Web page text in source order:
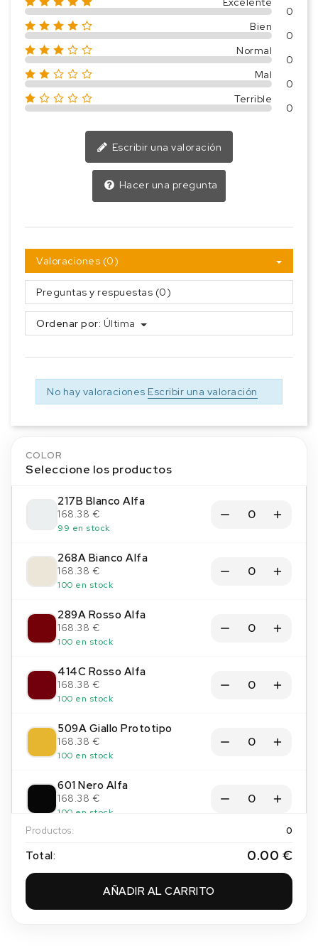
0
Bien
0
Normal
0
Mal
0
Terrible
0
Escribir una valoración
Hacer una pregunta
Valoraciones (0)
Preguntas y respuestas (0)
Ordenar por: Última
No hay valoraciones Escribir una valoración
COLOR
Seleccione los productos
217B Blanco Alfa
168.38 €
99 en stock
268A Bianco Alfa
168.38 €
100 en stock
289A Rosso Alfa
168.38 €
100 en stock
414C Rosso Alfa
168.38 €
100 en stock
509A Giallo Prototipo
168.38 €
100 en stock
601 Nero Alfa
168.38 €
100 en stock
Productos: 0
Total: 0.00 €
AÑADIR AL CARRITO